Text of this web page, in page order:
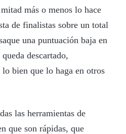
más o menos lo hace
de finalistas sobre un total
una puntuación baja en
descartado,
bien que lo haga en otros
las herramientas de
que son rápidas, que